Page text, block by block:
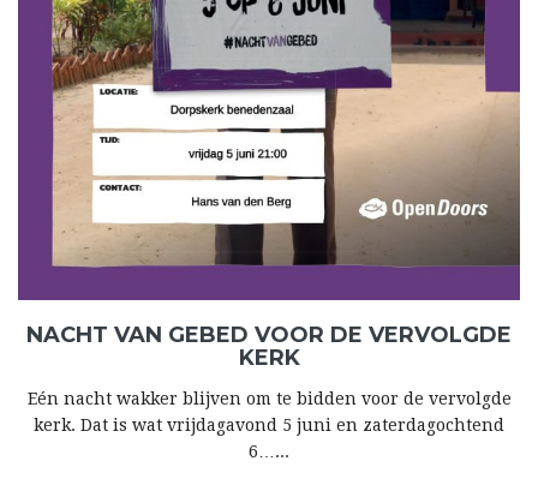
NACHT VAN GEBED VOOR DE VERVOLGDE
KERK
Eén nacht wakker blijven om te bidden voor de vervolgde
kerk. Dat is wat vrijdagavond 5 juni en zaterdagochtend
6…...